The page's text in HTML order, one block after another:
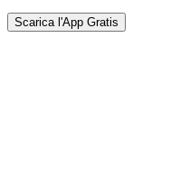
Scarica l'App Gratis